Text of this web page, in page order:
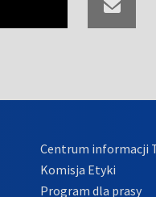
Centrum informacji
Komisja Etyki
Program dla prasy